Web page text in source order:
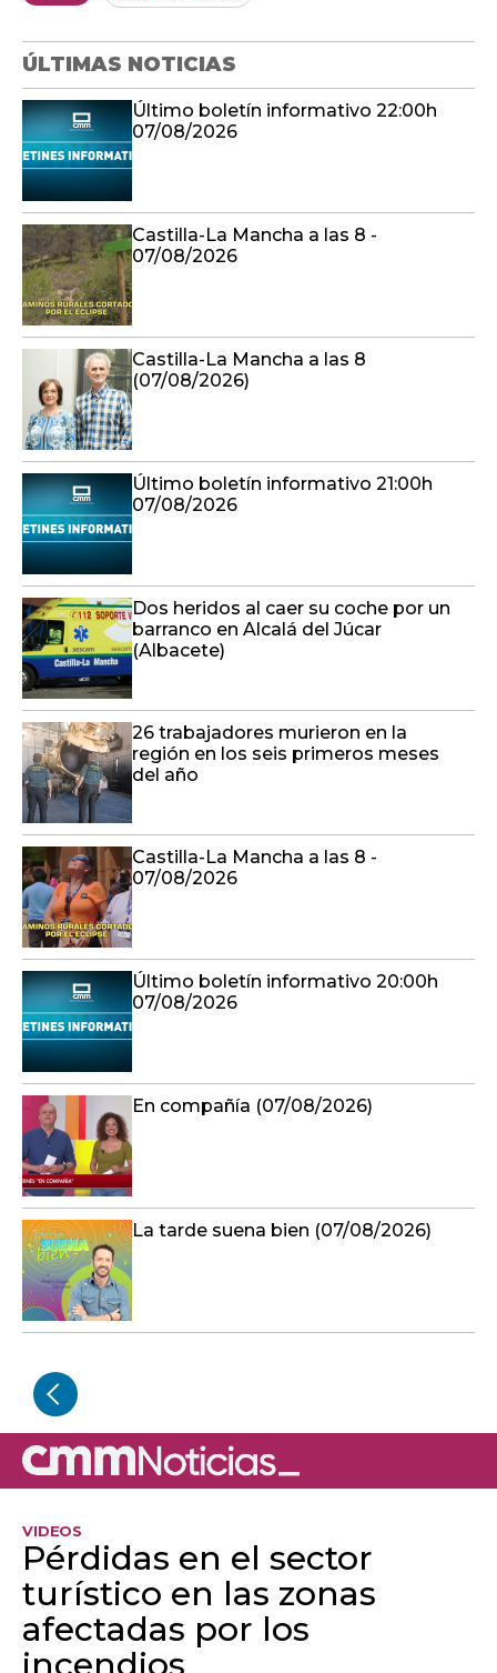
ÚLTIMAS NOTICIAS
Último boletín informativo 22:00h
07/08/2026
Castilla-La Mancha a las 8 -
07/08/2026
Castilla-La Mancha a las 8
(07/08/2026)
Último boletín informativo 21:00h
07/08/2026
Dos heridos al caer su coche por un
barranco en Alcalá del Júcar
(Albacete)
26 trabajadores murieron en la
región en los seis primeros meses
del año
Castilla-La Mancha a las 8 -
07/08/2026
Último boletín informativo 20:00h
07/08/2026
En compañía (07/08/2026)
La tarde suena bien (07/08/2026)
VIDEOS
Pérdidas en el sector
turístico en las zonas
afectadas por los